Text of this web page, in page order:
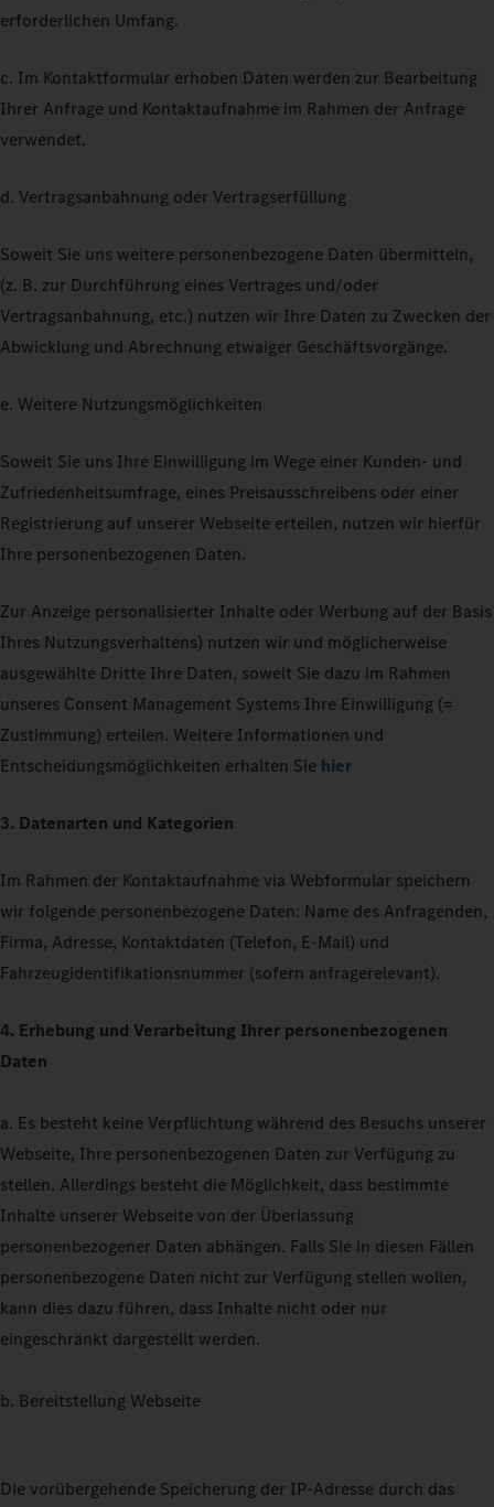
erforderlichen Umfang.
c. Im Kontaktformular erhoben Daten werden zur Bearbeitung
Ihrer Anfrage und Kontaktaufnahme im Rahmen der Anfrage
verwendet.
d. Vertragsanbahnung oder Vertragserfüllung
Soweit Sie uns weitere personenbezogene Daten übermitteln,
(z. B. zur Durchführung eines Vertrages und/oder
Vertragsanbahnung, etc.) nutzen wir Ihre Daten zu Zwecken der
Abwicklung und Abrechnung etwaiger Geschäftsvorgänge.
e. Weitere Nutzungsmöglichkeiten
Soweit Sie uns Ihre Einwilligung im Wege einer Kunden- und
Zufriedenheitsumfrage, eines Preisausschreibens oder einer
Registrierung auf unserer Webseite erteilen, nutzen wir hierfür
Ihre personenbezogenen Daten.
Zur Anzeige personalisierter Inhalte oder Werbung auf der Basis
Ihres Nutzungsverhaltens) nutzen wir und möglicherweise
ausgewählte Dritte Ihre Daten, soweit Sie dazu im Rahmen
unseres Consent Management Systems Ihre Einwilligung (=
Zustimmung) erteilen. Weitere Informationen und
Entscheidungsmöglichkeiten erhalten Sie hier
3. Datenarten und Kategorien
Im Rahmen der Kontaktaufnahme via Webformular speichern
wir folgende personenbezogene Daten: Name des Anfragenden,
Firma, Adresse, Kontaktdaten (Telefon, E-Mail) und
Fahrzeugidentifikationsnummer (sofern anfragerelevant).
4. Erhebung und Verarbeitung Ihrer personenbezogenen
Daten
a. Es besteht keine Verpflichtung während des Besuchs unserer
Webseite, Ihre personenbezogenen Daten zur Verfügung zu
stellen. Allerdings besteht die Möglichkeit, dass bestimmte
Inhalte unserer Webseite von der Überlassung
personenbezogener Daten abhängen. Falls Sie in diesen Fällen
personenbezogene Daten nicht zur Verfügung stellen wollen,
kann dies dazu führen, dass Inhalte nicht oder nur
eingeschränkt dargestellt werden.
b. Bereitstellung Webseite
Die vorübergehende Speicherung der IP-Adresse durch das